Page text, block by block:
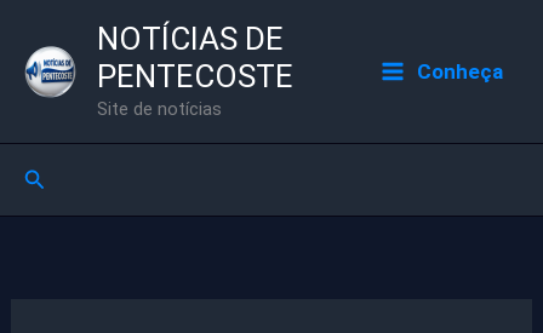
para
NOTÍCIAS DE
PENTECOSTE
Site de notícias
Conheça
Pesquisar